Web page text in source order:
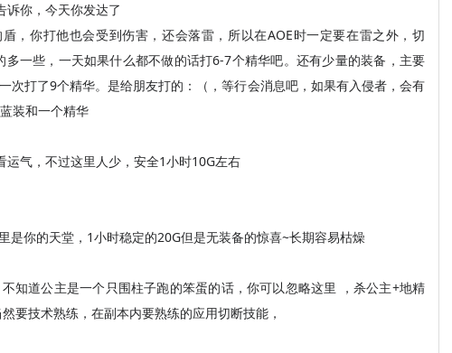
诉你，今天你发达了
，你打他也会受到伤害，还会落雷，所以在AOE时一定要在雷之外，切
一些，一天如果什么都不做的话打6-7个精华吧。还有少量的装备，主要
次打了9个精华。是给朋友打的：（，等行会消息吧，如果有入侵者，会有
装和一个精华
气，不过这里人少，安全1小时10G左右
是你的天堂，1小时稳定的20G但是无装备的惊喜~长期容易枯燥
知道公主是一个只围柱子跑的笨蛋的话，你可以忽略这里 ，杀公主+地精
要技术熟练，在副本内要熟练的应用切断技能，